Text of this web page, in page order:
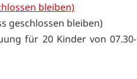
bleiben)
geschlossen bleiben)
für 20 Kinder von 07.30-